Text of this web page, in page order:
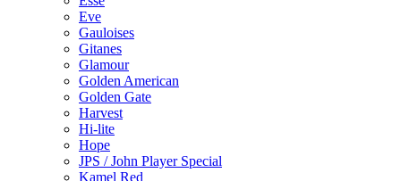
Eve
Gauloises
Gitanes
Glamour
Golden American
Golden Gate
Harvest
Hi-lite
Hope
JPS / John Player Special
Kamel Red